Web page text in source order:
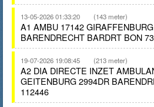
13-05-2026 01:33:20 (143 meter)
A1 AMBU 17142
BARENDRECHT BARDRT BON
19-07-2026 19:08:45 (213 meter)
A2 DIA DIRECTE INZET
GEITENBURG 2994DR
112446